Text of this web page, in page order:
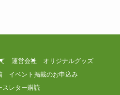
運営会社
オリジナルグッズ
イベント掲載のお申込み
スレター購読